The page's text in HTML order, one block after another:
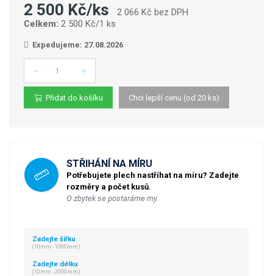
2 500 Kč/ks
2 066 Kč bez DPH
Celkem: 2 500 Kč/1 ks
Expedujeme: 27.08.2026
Počet
Přidat do košíku Chci lepší cenu (od 20 ks)
STŘIHÁNÍ NA MÍRU
Potřebujete plech nastříhat na míru? Zadejte
rozměry a počet kusů.
O zbytek se postaráme my.
Zadejte šířku
(10mm - 1000mm)
Zadejte délku
(10mm - 2000mm)